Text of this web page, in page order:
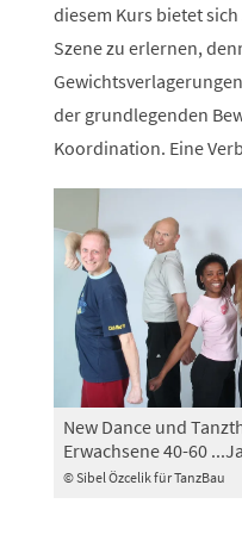
diesem Kurs bietet
Szene zu erlernen,
der grundlegenden
Koordination. Eine
© Sibel Özcelik für TanzBau
New Dance und
Erwachsene 40-60